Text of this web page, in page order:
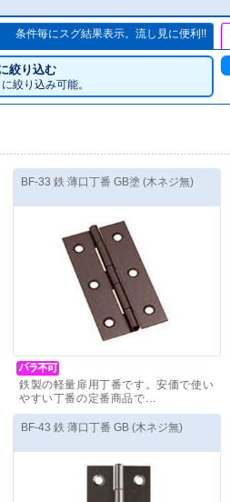
条件毎にスグ結果表示。流し見に便利!!
絞り込む
絞り込み可能。
BF-33 鉄 薄口丁番 GB塗 (木ネジ無)
鉄製の軽量扉用丁番です。安価で使い
やすい丁番の定番商品で…
価格(税抜)：200 円～
BF-43 鉄 薄口丁番 GB (木ネジ無)